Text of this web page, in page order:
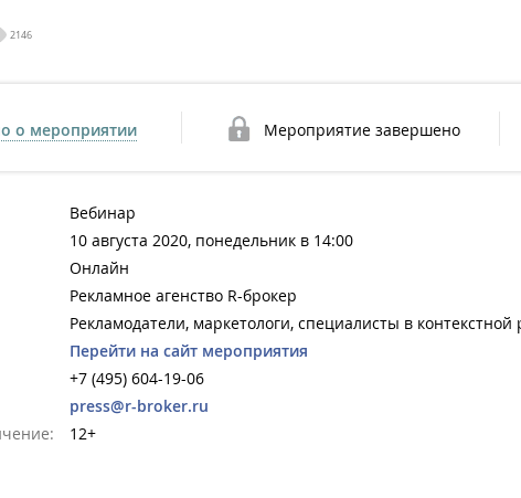
2146
о мероприятии Мероприятие завершено
Вебинар
10 августа 2020, понедельник в 14:00
Онлайн
Рекламное агенство R-брокер
Рекламодатели, маркетологи, специалисты в контекстной
Перейти на сайт мероприятия
+7 (495) 604-19-06
press@r-broker.ru
12+